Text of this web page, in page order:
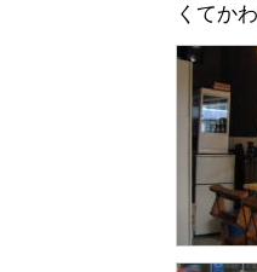
くてか